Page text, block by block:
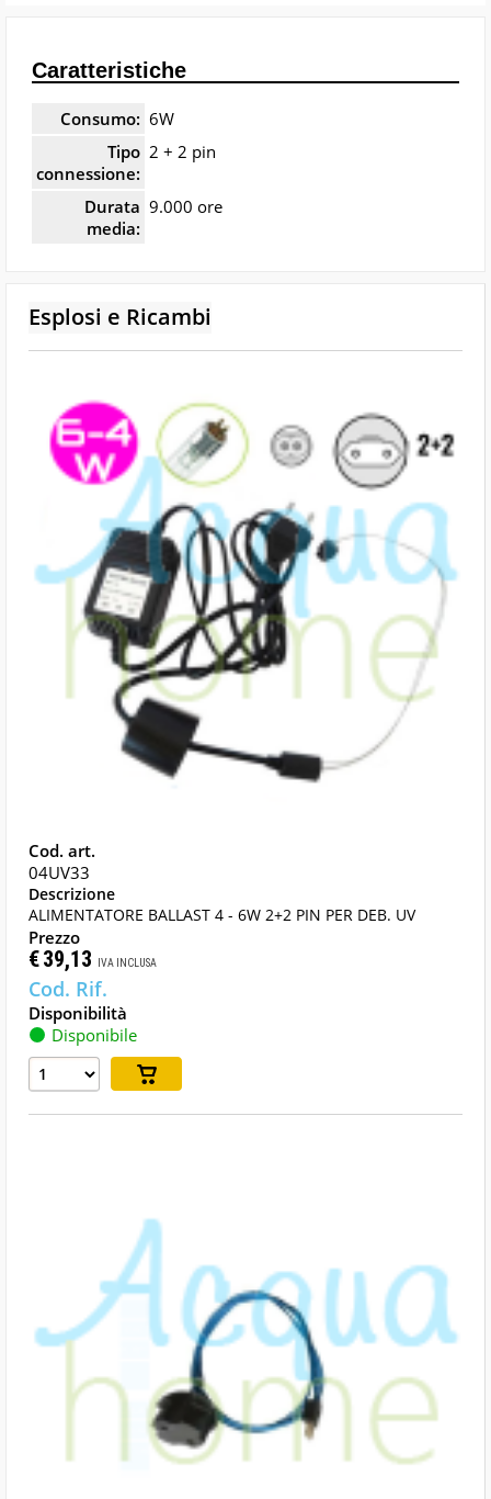
Caratteristiche
Consumo: 6W
Tipo
connessione:
2 + 2 pin
Durata
media:
9.000 ore
Esplosi e Ricambi
04UV33
ALIMENTATORE BALLAST 4 - 6W 2+2 PIN PER DEB. UV
€39,13 IVA INCLUSA
Disponibile